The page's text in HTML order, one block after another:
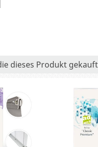
dieses Produkt